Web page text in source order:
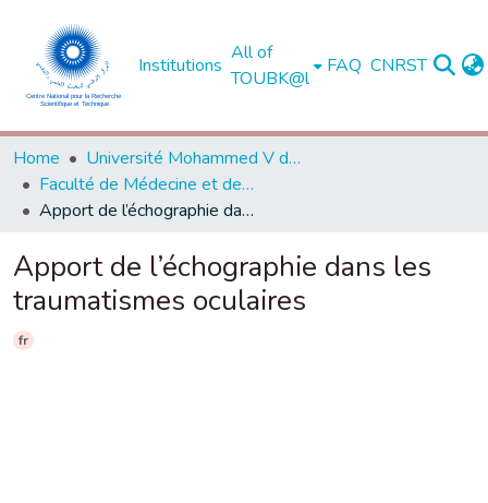
Institutions
All of
TOUBK@l
FAQ CNRST
Home
Université Mohammed V de Rabat
Faculté de Médecine et de Pharmacie - Rabat
Apport de l’échographie dans les traumatismes oculaires
Apport de l’échographie dans les
traumatismes oculaires
fr